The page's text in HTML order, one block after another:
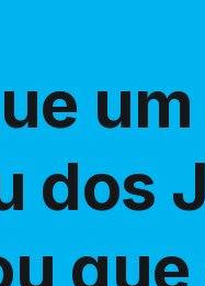
dos